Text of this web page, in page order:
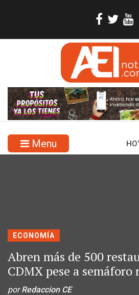
Menu
ECONOMÍA
Abren más de 500
CDMX pese a semáforo
porRedaccion CE